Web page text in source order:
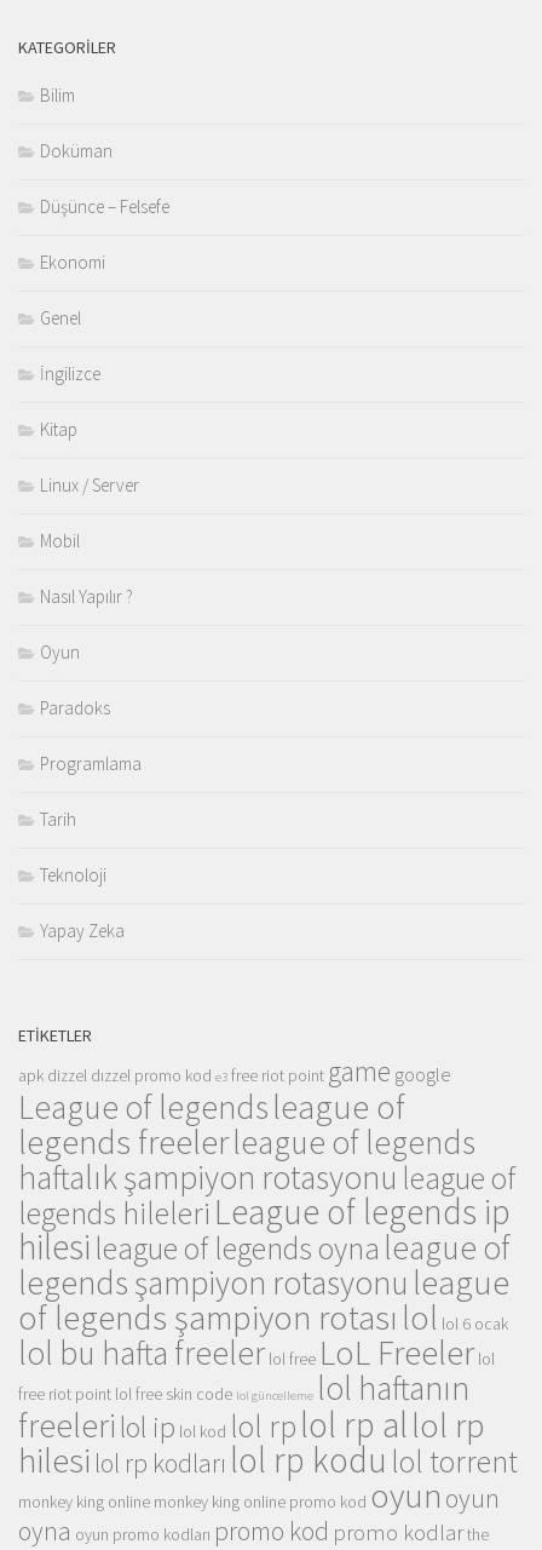
KATEGORILER
Bilim
Doküman
Düşünce – Felsefe
Ekonomi
Genel
İngilizce
Kitap
Linux / Server
Mobil
Nasıl Yapılır ?
Oyun
Paradoks
Programlama
Tarih
Teknoloji
Yapay Zeka
ETIKETLER
apk dizzel dızzel promo kod e3 free riot point game google
League of legendsleague of
legends freelerleague of legends
haftalık şampiyon rotasyonu league of
legends hileleri League of legends ip
hilesi league of legends oyna league of
legends şampiyon rotasyonu league
of legends şampiyon rotası lol lol 6 ocak
lol bu hafta freeler lol free LoL Freeler lol
free riot point lol free skin code lol güncelleme lol haftanın
freeleri lol ip lol kod lol rplol rp allol rp
hilesi lol rp kodları lol rp kodu lol torrent
monkey king online monkey king online promo kod oyun oyun
oyna oyun promo kodları promo kod promo kodlarthe